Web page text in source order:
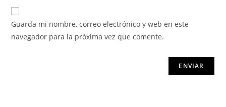
Guarda mi nombre, correo electrónico y web en este
navegador para la próxima vez que comente.